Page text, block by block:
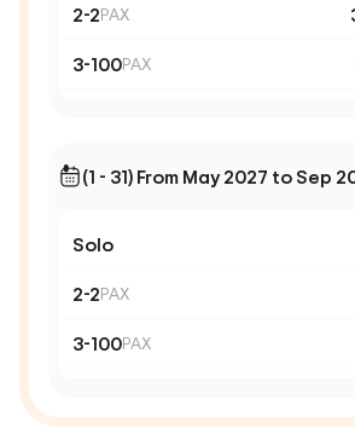
2-2PAX
3-100PAX
(1 - 31) From May 2027 to Sep
Solo
2-2PAX
3-100PAX